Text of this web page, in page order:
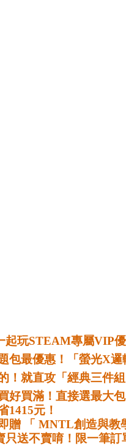
起玩STEAM專屬VIP
包最優惠！「螢光X
！就直攻「經典三件
1415元！
只送不賣唷！限一筆訂